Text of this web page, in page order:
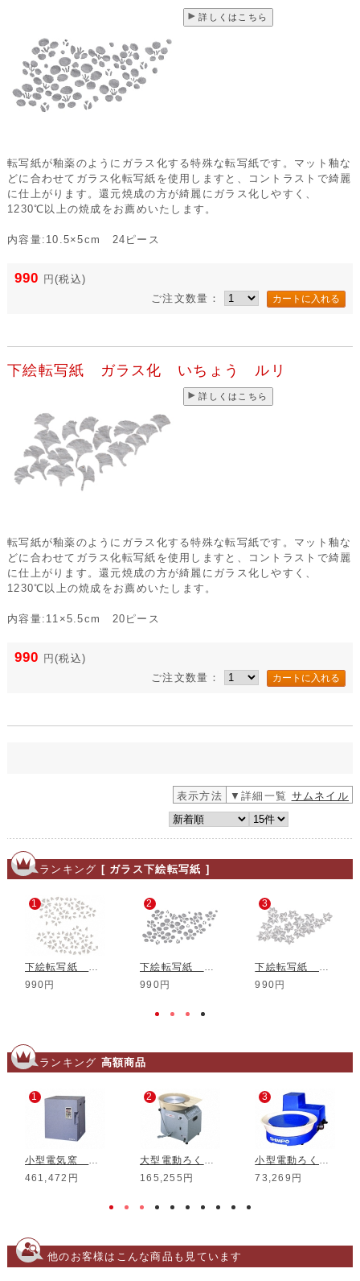
詳しくはこちら
転写紙が釉薬のようにガラス化する特殊な転写紙です。マット釉な
どに合わせてガラス化転写紙を使用しますと、コントラストで綺麗
に仕上がります。還元焼成の方が綺麗にガラス化しやすく、
1230℃以上の焼成をお薦めいたします。
内容量:10.5×5cm 24ピース
990 円(税込)
ご注文数量：
下絵転写紙 ガラス化 いちょう ルリ
詳しくはこちら
転写紙が釉薬のようにガラス化する特殊な転写紙です。マット釉な
どに合わせてガラス化転写紙を使用しますと、コントラストで綺麗
に仕上がります。還元焼成の方が綺麗にガラス化しやすく、
1230℃以上の焼成をお薦めいたします。
内容量:11×5.5cm 20ピース
990 円 (税込)
ご注文数量：
表示方法 ▼詳細一覧 サムネイル
ランキング [ ガラス下絵転写紙 ]
1
下絵転写紙 ガラス化 さくら ルリ
990円
2
下絵転写紙 ガラス化 ちらし梅 ルリ
990円
3
下絵転写紙 ガラス化 もみじ ルリ
990円
ランキング 高額商品
1
小型電気窯 DMT-01
461,472円
2
大型電動ろくろ RK-3D
165,255円
3
小型電動ろくろ RK-5T
73,269円
他のお客様はこんな商品も見ています